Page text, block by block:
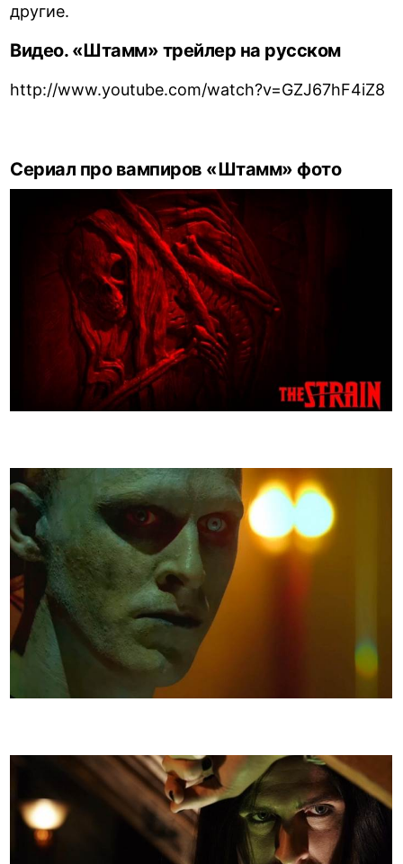
другие.
Видео. «Штамм» трейлер на русском
http://www.youtube.com/watch?v=GZJ67hF4iZ8
Сериал про вампиров «Штамм» фото